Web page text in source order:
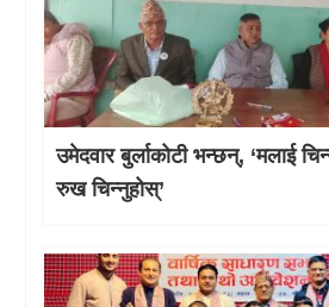
उमेदवार बुर्लाकोटी भन्छन्, ‘मलाई
रुख चिन्नुहोस्’